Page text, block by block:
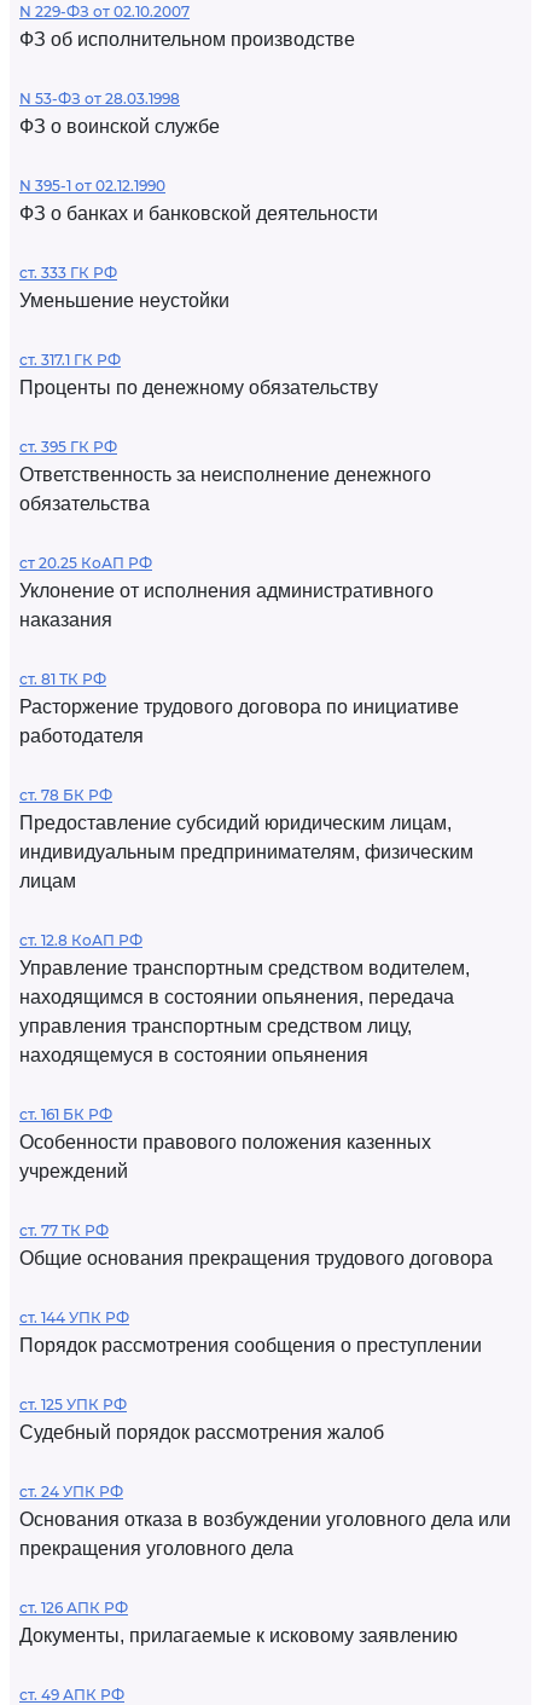
N 229-ФЗ от 02.10.2007
ФЗ об исполнительном производстве
N 53-ФЗ от 28.03.1998
ФЗ о воинской службе
N 395-1 от 02.12.1990
ФЗ о банках и банковской деятельности
ст. 333 ГК РФ
Уменьшение неустойки
ст. 317.1 ГК РФ
Проценты по денежному обязательству
ст. 395 ГК РФ
Ответственность за неисполнение денежного
обязательства
ст 20.25 КоАП РФ
Уклонение от исполнения административного
наказания
ст. 81 ТК РФ
Расторжение трудового договора по инициативе
работодателя
ст. 78 БК РФ
Предоставление субсидий юридическим лицам,
индивидуальным предпринимателям, физическим
лицам
ст. 12.8 КоАП РФ
Управление транспортным средством водителем,
находящимся в состоянии опьянения, передача
управления транспортным средством лицу,
находящемуся в состоянии опьянения
ст. 161 БК РФ
Особенности правового положения казенных
учреждений
ст. 77 ТК РФ
Общие основания прекращения трудового договора
ст. 144 УПК РФ
Порядок рассмотрения сообщения о преступлении
ст. 125 УПК РФ
Судебный порядок рассмотрения жалоб
ст. 24 УПК РФ
Основания отказа в возбуждении уголовного дела или
прекращения уголовного дела
ст. 126 АПК РФ
Документы, прилагаемые к исковому заявлению
ст. 49 АПК РФ